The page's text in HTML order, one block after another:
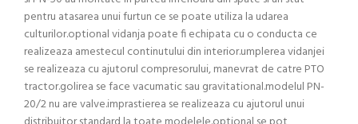
pentru atasarea unui furtun ce se poate utiliza la udarea
culturilor.optional vidanja poate fi echipata cu o conducta ce
realizeaza amestecul continutului din interior.umplerea vidanjei
se realizeaza cu ajutorul compresorului, manevrat de catre PTO
tractor.golirea se face vacumatic sau gravitational.modelul PN-
20/2 nu are valve.imprastierea se realizeaza cu ajutorul unui